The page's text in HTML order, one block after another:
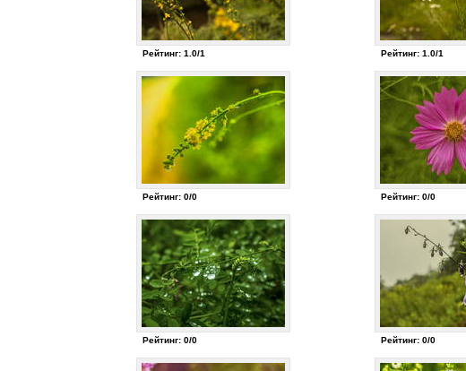
Рейтинг: 1.0/1 Рейтинг: 1.0/1
Рейтинг: 0/0 Рейтинг: 0/0
Рейтинг: 0/0 Рейтинг: 0/0